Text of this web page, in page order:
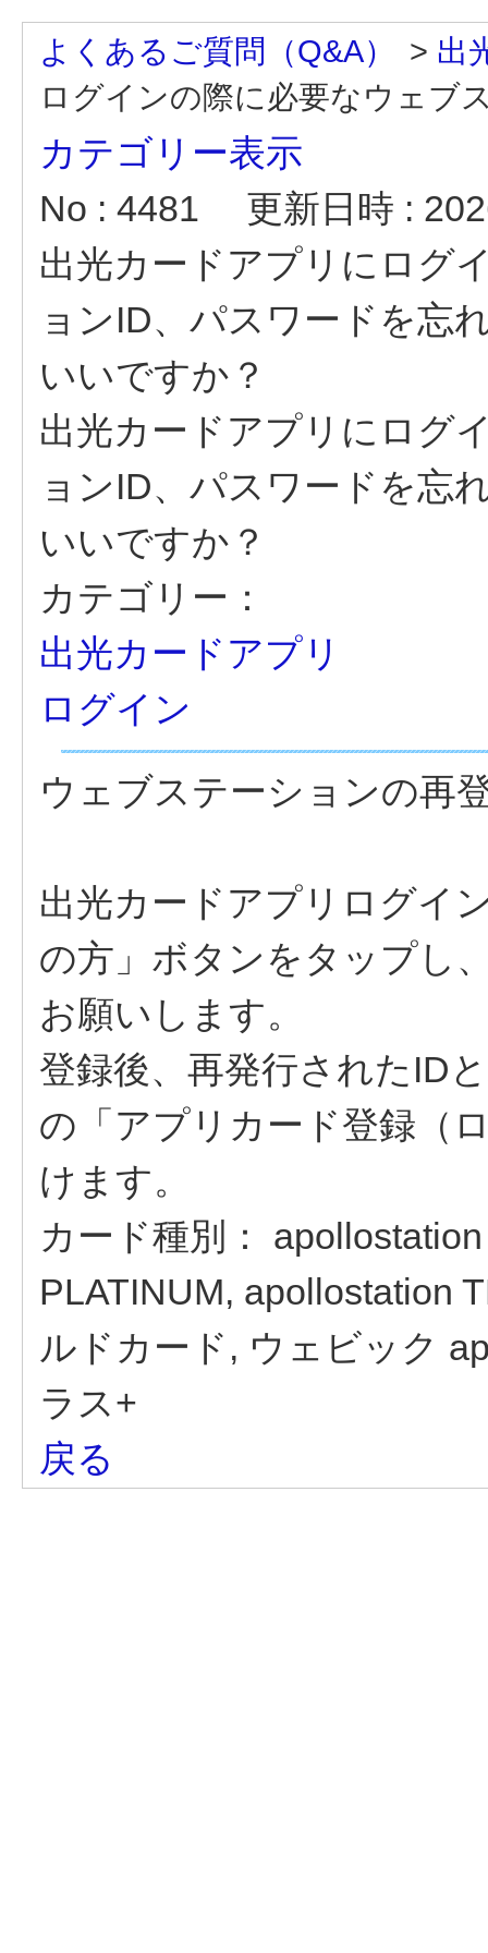
よくあるご質問（Q&A） > 出
ログインの際に必要なウェブ
カテゴリー表示
No : 4481
更新日時 :
出光カードアプリにログ
ョンID、パスワードを忘
いいですか？
出光カードアプリにログ
ョンID、パスワードを忘
いいですか？
カテゴリー：
出光カードアプリ
ログイン
ウェブステーションの再
出光カードアプリログイ
の方」ボタンをタップし
お願いします。
登録後、再発行されたID
の「アプリカード登録（
けます。
カード種別：
PLATINUM, apollostation
ルドカード, ウェビック
ラス+
戻る